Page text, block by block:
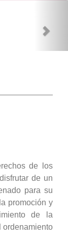
de los
de un
para su
promoción y
de la
ordenamiento